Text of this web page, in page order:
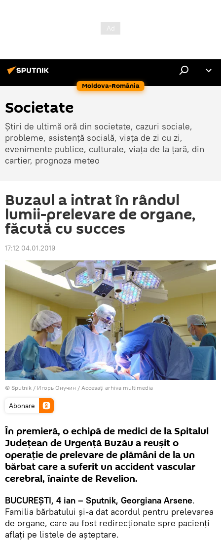
Moldova-România
Societate
Știri de ultimă oră din societate, cazuri sociale,
probleme, asistență socială, viața de zi cu zi,
evenimente publice, culturale, viața de la țară, din
cartier, prognoza meteo
Buzaul a intrat în rândul
lumii-prelevare de organe,
făcută cu succes
17:12 04.01.2019
© Sputnik / Игорь Онучин / Accesați arhiva multimedia
Abonare
În premieră, o echipă de medici de la Spitalul
Judeţean de Urgenţă Buzău a reuşit o
operaţie de prelevare de plămâni de la un
bărbat care a suferit un accident vascular
cerebral, înainte de Revelion.
BUCUREŞTI, 4 ian – Sputnik, Georgiana Arsene.
Familia bărbatului şi-a dat acordul pentru prelevarea
de organe, care au fost redirecţionate spre pacienţi
aflaţi pe listele de aşteptare.